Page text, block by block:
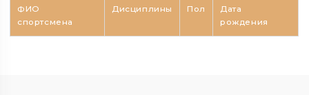
ФИО
спортсмена
Дисциплины Пол
Дата
рождения